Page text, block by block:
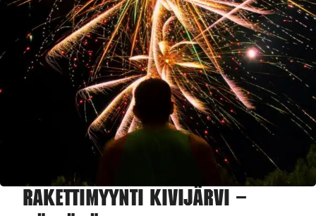
Rakettimyynti Kivijärvi –